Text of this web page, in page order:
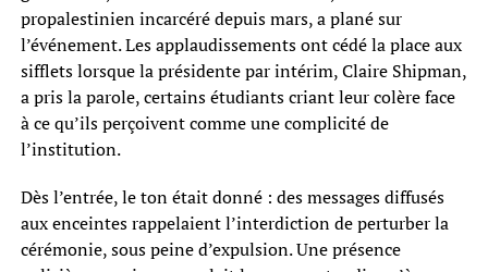
propalestinien incarcéré depuis mars, a plané sur
l’événement. Les applaudissements ont cédé la place aux
sifflets lorsque la présidente par intérim, Claire Shipman,
a pris la parole, certains étudiants criant leur colère face
à ce qu’ils perçoivent comme une complicité de
l’institution.
Dès l’entrée, le ton était donné : des messages diffusés
aux enceintes rappelaient l’interdiction de perturber la
cérémonie, sous peine d’expulsion. Une présence